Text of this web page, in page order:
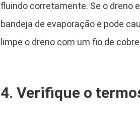
fluindo corretamente. Se o dreno
bandeja de evaporação e pode
limpe o dreno com um fio de
4. Verifique o